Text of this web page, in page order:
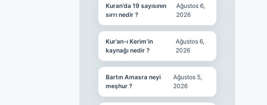
Kuran’da 19 sayısının
sırrı nedir ?
Ağustos 6,
2026
Kur’an-ı Kerim’in
kaynağı nedir ?
Ağustos 6,
2026
Bartın Amasra neyi
meşhur ?
Ağustos 5,
2026